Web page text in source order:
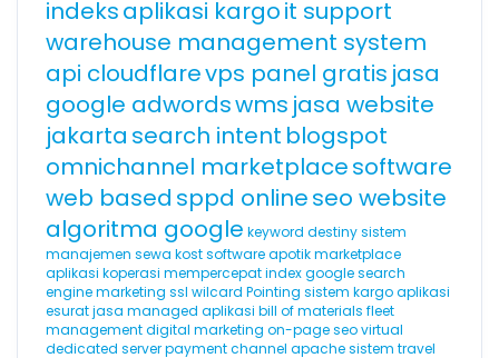
indeksaplikasi kargoit support
warehouse management system
api cloudflarevps panel gratis jasa
google adwordswms jasa website
jakarta search intent blogspot
omnichannel marketplacesoftware
web based sppd onlineseo website
algoritma google keyword destinysistem
manajemen sewa kostsoftware apotikmarketplace
aplikasi koperasi mempercepat index googlesearch
engine marketing ssl wilcard Pointing sistem kargoaplikasi
esuratjasa managed aplikasi bill of materials fleet
managementdigital marketing on-page seovirtual
dedicated serverpayment channel apachesistem travel